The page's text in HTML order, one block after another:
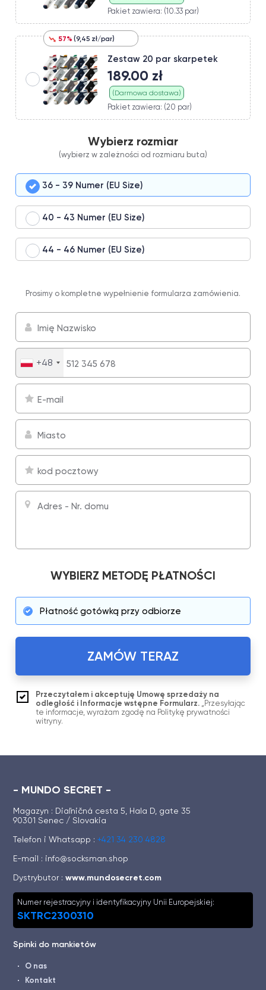
Pakiet zawiera: (10.33 par)
Zestaw 20 par skarpetek
189.00 zł
(Darmowa dostawa)
Pakiet zawiera: (20 par)
57% (9,45 zł/par)
Wybierz rozmiar
(wybierz w zależności od rozmiaru buta)
36 - 39 Numer (EU Size)
40 - 43 Numer (EU Size)
44 - 46 Numer (EU Size)
Prosimy o kompletne wypełnienie formularza zamówienia.
+48
WYBIERZ METODĘ PŁATNOŚCI
Płatność gotówką przy odbiorze
ZAMÓW TERAZ
Przeczytałem i akceptuję Umowę sprzedaży na
odległość i Informacje wstępne Formularz.„Przesyłając
te informacje, wyrażam zgodę na Politykę prywatności
witryny.
- MUNDO SECRET -
Magazyn : Diaľničná cesta 5, Hala D, gate 35
90301 Senec / Slovakia
Telefon i Whatsapp : +421 34 230 4828
E-mail : info@socksman.shop
Dystrybutor : www.mundosecret.com
Numer rejestracyjny i identyfikacyjny Unii Europejskiej:
SKTRC2300310
Spinki do mankietów
O nas
Kontakt